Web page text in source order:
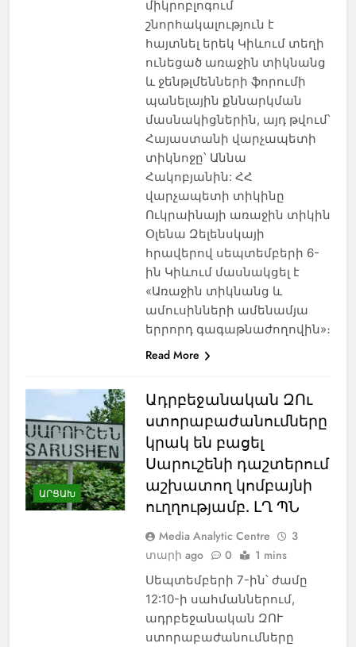
միկրոբլոգում
շնորհակալություն է
հայտնել երեկ Կիևում տեղի
ունեցած առաջին տիկնանց
և ջենթլմենների ֆորումի
պանելային քննարկման
մասնակիցներին, այդ թվում՝
Հայաստանի վարչապետի
տիկնոջը՝ Աննա
Հակոբյանին: ՀՀ
վարչապետի տիկինը
Ուկրաինայի առաջին տիկին
Օլենա Զելենսկայի
հրավերով սեպտեմբերի 6-
ին Կիևում մասնակցել է
«Առաջին տիկնանց և
ամուսինների ամենամյա
երրորդ գագաթնաժողովին»։
Read More
ԱՐՑԱԽ
Ադրբեջանական ԶՈւ
ստորաբաժանումները
կրակ են բացել
Սարուշենի դաշտերում
աշխատող կոմբայնի
ուղղությամբ. ԼՂ ՊՆ
Media Analytic Centre
3
տարի ago
0 1 mins
Սեպտեմբերի 7-ին՝ ժամը
12:10-ի սահմաններում,
ադրբեջանական ԶՈՒ
ստորաբաժանումները